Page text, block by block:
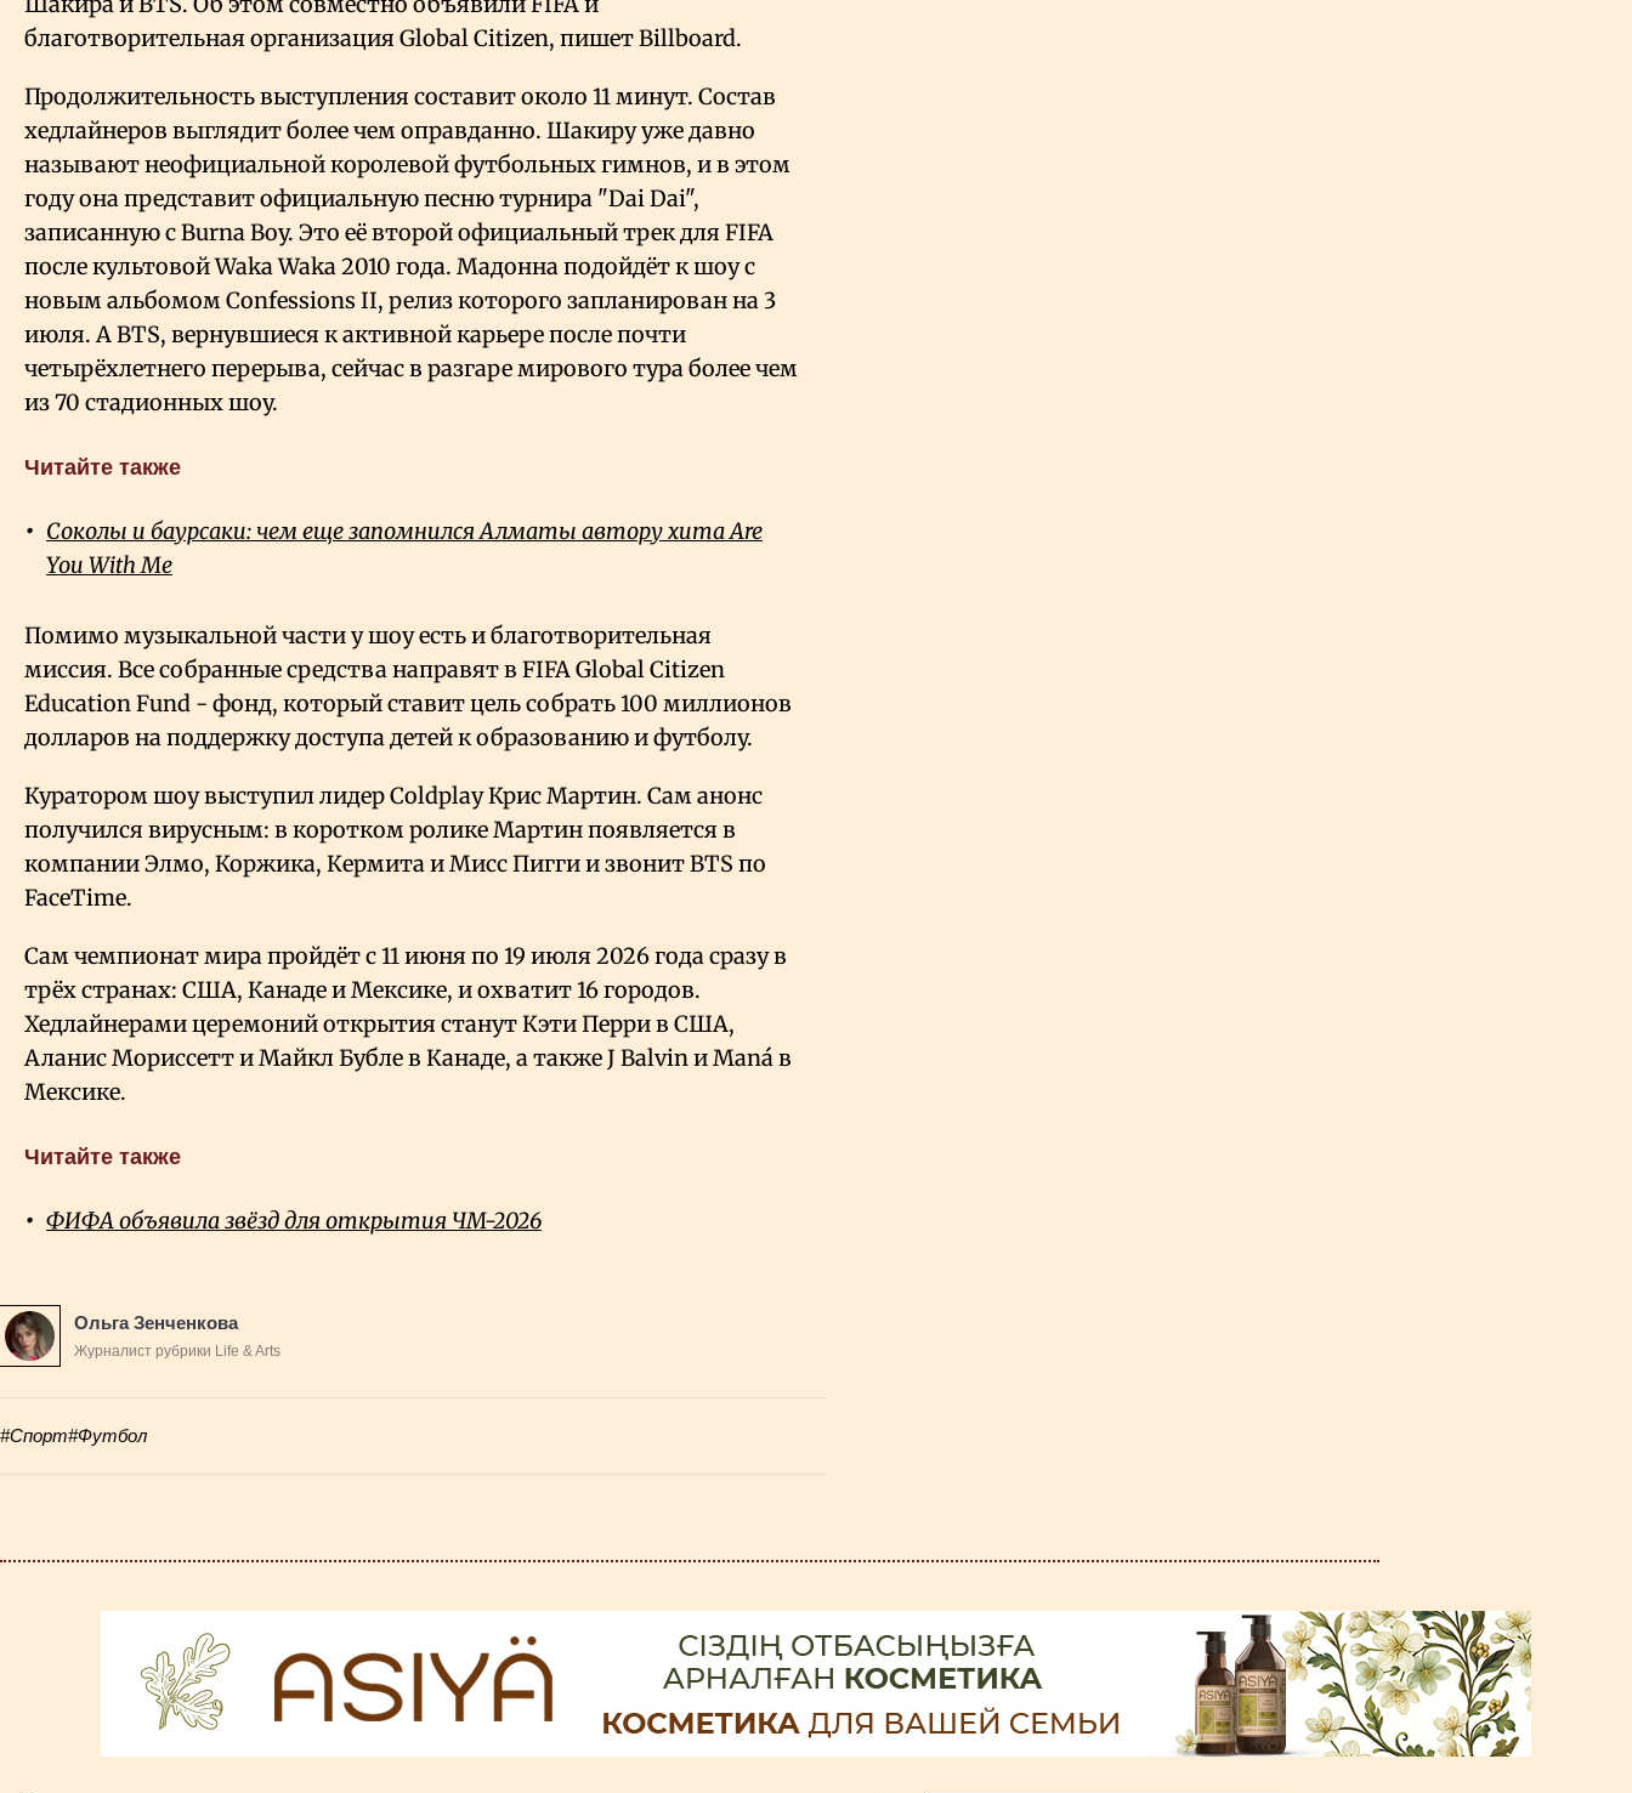
благотворительная организация Global Citizen, пишет Billboard.
Продолжительность выступления составит около 11 минут. Состав
хедлайнеров выглядит более чем оправданно. Шакиру уже давно
называют неофициальной королевой футбольных гимнов, и в этом
году она представит официальную песню турнира "Dai Dai",
записанную с Burna Boy. Это её второй официальный трек для FIFA
после культовой Waka Waka 2010 года. Мадонна подойдёт к шоу с
новым альбомом Confessions II, релиз которого запланирован на 3
июля. А BTS, вернувшиеся к активной карьере после почти
четырёхлетнего перерыва, сейчас в разгаре мирового тура более чем
из 70 стадионных шоу.
Читайте также
Соколы и баурсаки: чем еще запомнился Алматы автору хита Are
You With Me
Помимо музыкальной части у шоу есть и благотворительная
миссия. Все собранные средства направят в FIFA Global Citizen
Education Fund - фонд, который ставит цель собрать 100 миллионов
долларов на поддержку доступа детей к образованию и футболу.
Куратором шоу выступил лидер Coldplay Крис Мартин. Сам анонс
получился вирусным: в коротком ролике Мартин появляется в
компании Элмо, Коржика, Кермита и Мисс Пигги и звонит BTS по
FaceTime.
Сам чемпионат мира пройдёт с 11 июня по 19 июля 2026 года сразу в
трёх странах: США, Канаде и Мексике, и охватит 16 городов.
Хедлайнерами церемоний открытия станут Кэти Перри в США,
Аланис Мориссетт и Майкл Бубле в Канаде, а также J Balvin и Maná в
Мексике.
Читайте также
ФИФА объявила звёзд для открытия ЧМ-2026
Ольга Зенченкова
Журналист рубрики Life & Arts
#Спорт#Футбол